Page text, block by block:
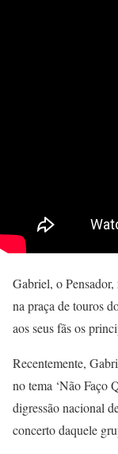
Gabriel, o
na praça de touros
aos seus fãs os
Recentemente,
no tema ‘Não Faço
digressão nacional
concerto daquele